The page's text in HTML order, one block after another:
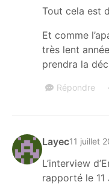
Tout cela est
Et comme
très lent
prendra la
Répondre
Layec11 juillet
L’interview
rapporté le 11